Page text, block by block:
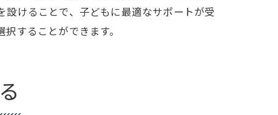
けることで、子どもに最適なサポートが受
することができます。